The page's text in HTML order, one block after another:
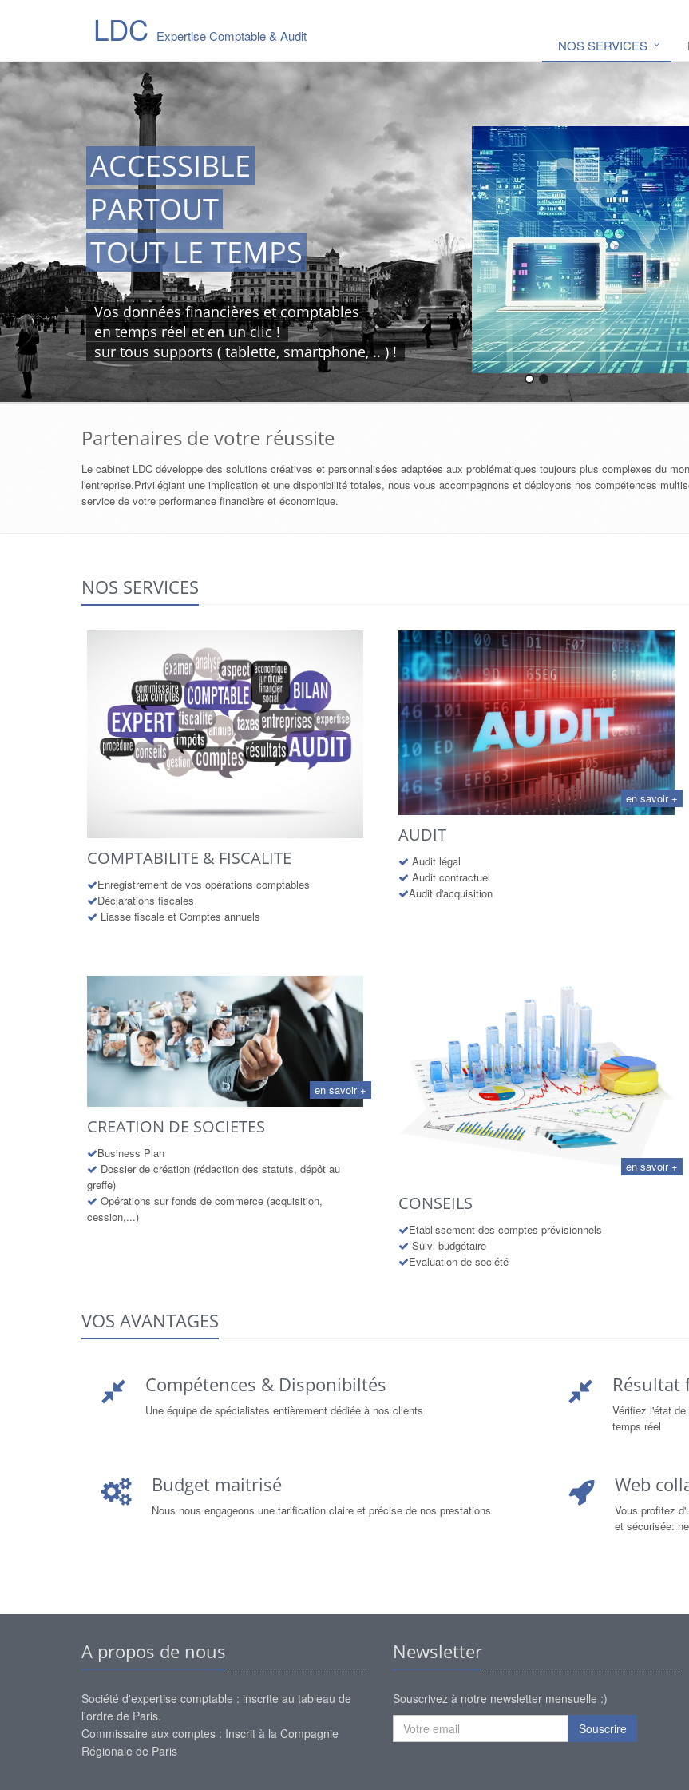
LDC Expertise Comptable & Audit
NOS SERVICES
ACCESSIBLE
PARTOUT
TOUT LE TEMPS
Vos données financières et comptables
en temps réel et en un clic !
sur tous supports ( tablette, smartphone, .. ) !
Partenaires de votre réussite
Le cabinet LDC développe des solutions créatives et personnalisées adaptées aux problématiques toujours plus complexes du
l'entreprise.Privilégiant une implication et une disponibilité totales, nous vous accompagnons et déployons nos compétences
service de votre performance financière et économique.
NOS SERVICES
COMPTABILITE & FISCALITE
Enregistrement de vos opérations comptables
Déclarations fiscales
Liasse fiscale et Comptes annuels
en savoir +
AUDIT
Audit légal
Audit contractuel
Audit d'acquisition
en savoir +
CREATION DE SOCIETES
Business Plan
Dossier de création (rédaction des statuts, dépôt au
greffe)
Opérations sur fonds de commerce (acquisition,
cession,...)
en savoir +
CONSEILS
Etablissement des comptes prévisionnels
Suivi budgétaire
Evaluation de société
VOS AVANTAGES
Compétences & Disponibiltés
Une équipe de spécialistes entièrement dédiée à nos clients
Résultat
Vérifiez l'état
temps réel
Budget maitrisé
Nous nous engageons une tarification claire et précise de nos prestations
Web
Vous profitez
et sécurisée:
A propos de nous
Société d'expertise comptable : inscrite au tableau de
l'ordre de Paris.
Commissaire aux comptes : Inscrit à la Compagnie
Régionale de Paris
Newsletter
Souscrivez à notre newsletter mensuelle :)
Souscrire